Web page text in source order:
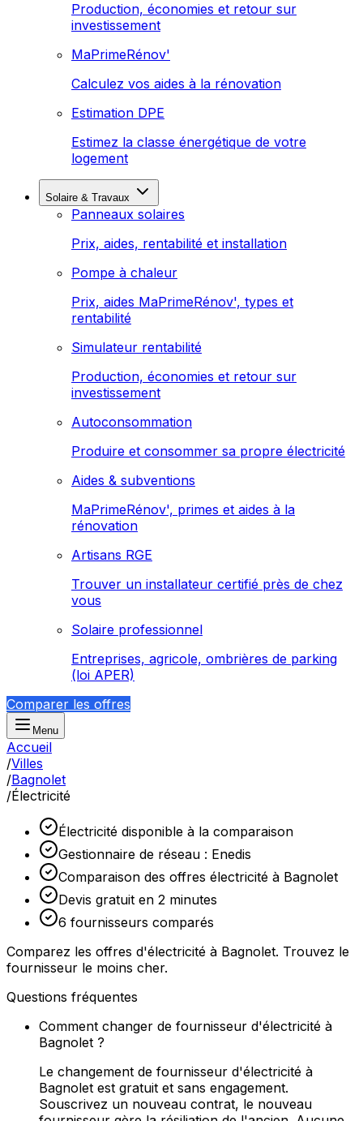
Production, économies et retour sur
investissement
MaPrimeRénov'
Calculez vos aides à la rénovation
Estimation DPE
Estimez la classe énergétique de votre
logement
Solaire & Travaux
Panneaux solaires
Prix, aides, rentabilité et installation
Pompe à chaleur
Prix, aides MaPrimeRénov', types et
rentabilité
Simulateur rentabilité
Production, économies et retour sur
investissement
Autoconsommation
Produire et consommer sa propre électricité
Aides & subventions
MaPrimeRénov', primes et aides à la
rénovation
Artisans RGE
Trouver un installateur certifié près de chez
vous
Solaire professionnel
Entreprises, agricole, ombrières de parking
(loi APER)
Comparer les offres
Menu
Accueil
/Villes
/Bagnolet
/Électricité
Électricité disponible à la comparaison
Gestionnaire de réseau : Enedis
Comparaison des offres électricité à Bagnolet
Devis gratuit en 2 minutes
6 fournisseurs comparés
Comparez les offres d'électricité à Bagnolet. Trouvez le
fournisseur le moins cher.
Questions fréquentes
Comment changer de fournisseur d'électricité à
Bagnolet ?
Le changement de fournisseur d'électricité à
Bagnolet est gratuit et sans engagement.
Souscrivez un nouveau contrat, le nouveau